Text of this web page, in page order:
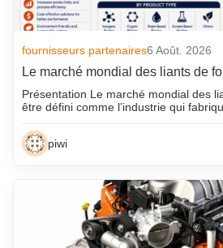
fournisseurs partenaires6 Août. 2026
Le marché mondial des liants de
Présentation Le marché mondial des
être défini comme l’industrie qui
piwi